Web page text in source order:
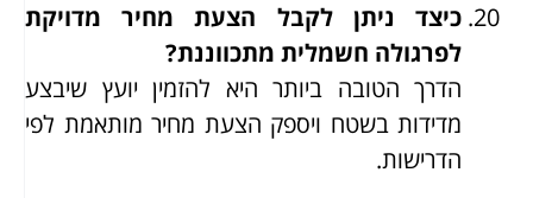
כיצד ניתן לקבל הצעת מחיר מדויקת
לפרגולה חשמלית מתכווננת?
הדרך הטובה ביותר היא להזמין יועץ שיבצע
מדידות בשטח ויספק הצעת מחיר מותאמת לפי
הדרישות.